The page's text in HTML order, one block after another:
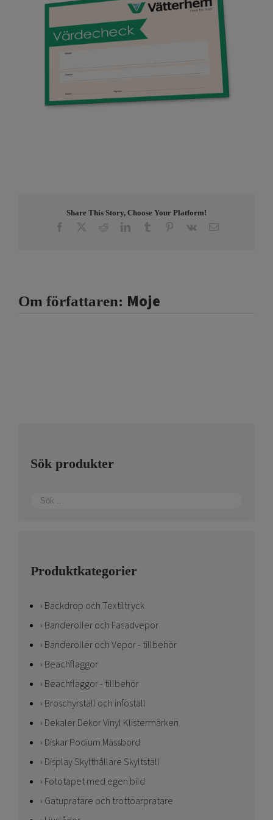
Share This Story, Choose Your Platform!
Facebook RedditLinkedInTumblr Pinterest
Vk E-
Om författaren: Moje
Sök produkter
Produktkategorier
Backdrop och Textiltryck
Banderoller och Fasadvepor
Banderoller och Vepor - tillbehör
Beachflaggor
Beachflaggor - tillbehör
Broschyrställ och infoställ
Dekaler Dekor Vinyl Klistermärken
Diskar Podium Mässbord
Display Skylthållare Skyltställ
Fototapet med egen bild
Gatupratare och trottoarpratare